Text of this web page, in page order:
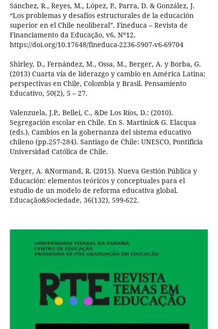
Sánchez, R., Reyes, M., López, P., Parra, D. & González, J.
“Los problemas y desafíos estructurales de la educación
superior en el Chile neoliberal”. Fineduca – Revista de
Financiamento da Educação, v6, Nº12.
https://doi.org/10.17648/fineduca-2236-5907-v6-69704
Shirley, D., Fernández, M., Ossa, M., Berger, A. y Borba, G.
(2013) Cuarta vía de liderazgo y cambio en América Latina:
perspectivas en Chile, Colombia y Brasil. Pensamiento
Educativo, 50(2), 5 – 27.
Valenzuela, J.P., Bellei, C., &De Los Ríos, D.: (2010).
Segregación escolar en Chile. En S. Martinic& G. Elacqua
(eds.), Cambios en la gobernanza del sistema educativo
chileno (pp.257-284). Santiago de Chile: UNESCO, Pontificia
Universidad Católica de Chile.
Verger, A. &Normand, R. (2015). Nueva Gestión Pública y
Educación: elementos teóricos y conceptuales para el
estudio de un modelo de reforma educativa global.
Educação&Sociedade, 36(132), 599-622.